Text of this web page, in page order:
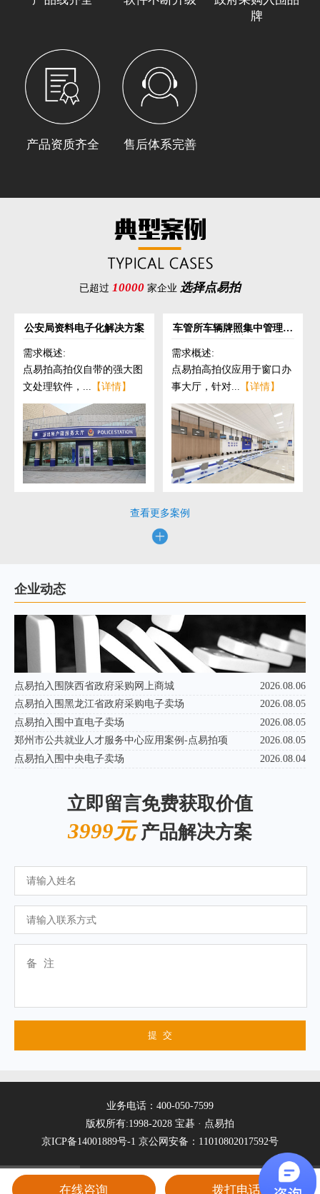
牌
产品资质齐全 售后体系完善
已超过 10000 家企业 选择点易拍
公安局资料电子化解决方案
需求概述:
点易拍高拍仪自带的强大图
文处理软件，... 【详情】
车管所车辆牌照集中管理解
需求概述:
点易拍高拍仪应用于窗口办
事大厅，针对... 【详情】
查看更多案例
企业动态
点易拍入围陕西省政府采购网上商城
2026.08.06
点易拍入围黑龙江省政府采购电子卖场
2026.08.05
点易拍入围中直电子卖场
2026.08.05
郑州市公共就业人才服务中心应用案例-点易拍项
2026.08.05
点易拍入围中央电子卖场
2026.08.04
立即留言免费获取价值
3999元产品解决方案
业务电话：400-050-7599
版权所有:1998-2028 宝碁 · 点易拍
京ICP备14001889号-1 京公网安备：11010802017592号
在线咨询 拨打电话